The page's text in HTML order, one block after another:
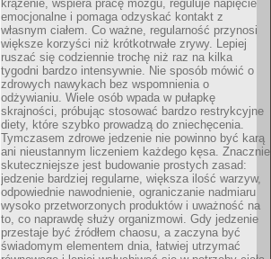
krążenie, wspiera pracę mózgu, reguluje napięcie
emocjonalne i pomaga odzyskać kontakt z
własnym ciałem. Co ważne, regularność przynosi
większe korzyści niż krótkotrwałe zrywy. Lepiej
ruszać się codziennie trochę niż raz na kilka
tygodni bardzo intensywnie. Nie sposób mówić o
zdrowych nawykach bez wspomnienia o
odżywianiu. Wiele osób wpada w pułapkę
skrajności, próbując stosować bardzo restrykcyjne
diety, które szybko prowadzą do zniechęcenia.
Tymczasem zdrowe jedzenie nie powinno być karą
ani nieustannym liczeniem każdego kęsa. Znacznie
skuteczniejsze jest budowanie prostych zasad:
jedzenie bardziej regularne, większa ilość warzyw,
odpowiednie nawodnienie, ograniczanie nadmiaru
wysoko przetworzonych produktów i uważność na
to, co naprawdę służy organizmowi. Gdy jedzenie
przestaje być źródłem chaosu, a zaczyna być
świadomym elementem dnia, łatwiej utrzymać